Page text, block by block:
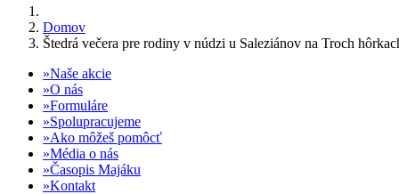
Domov
Štedrá večera pre rodiny v núdzi u Saleziánov na Troch
Naše akcie
O nás
Formuláre
Spolupracujeme
Ako môžeš pomôcť
Média o nás
Časopis Majáku
Kontakt